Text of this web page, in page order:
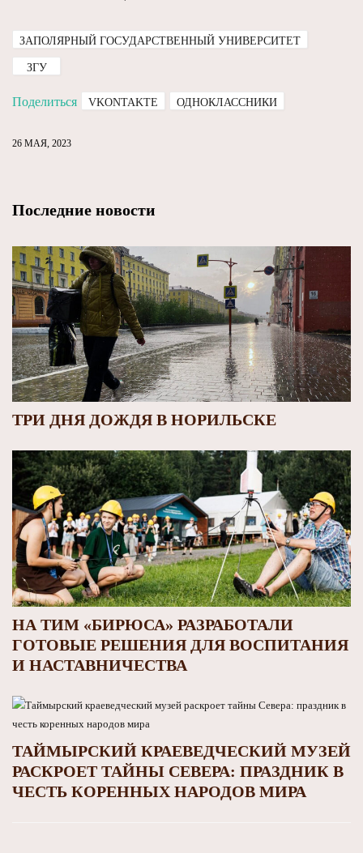
ЗАПОЛЯРНЫЙ ГОСУДАРСТВЕННЫЙ УНИВЕРСИТЕТ
ЗГУ
Поделиться VKONTAKTE ОДНОКЛАССНИКИ
26 МАЯ, 2023
Последние новости
ТРИ ДНЯ ДОЖДЯ В НОРИЛЬСКЕ
НА ТИМ «БИРЮСА» РАЗРАБОТАЛИ
ГОТОВЫЕ РЕШЕНИЯ ДЛЯ ВОСПИТАНИЯ
И НАСТАВНИЧЕСТВА
ТАЙМЫРСКИЙ КРАЕВЕДЧЕСКИЙ МУЗЕЙ
РАСКРОЕТ ТАЙНЫ СЕВЕРА: ПРАЗДНИК В
ЧЕСТЬ КОРЕННЫХ НАРОДОВ МИРА